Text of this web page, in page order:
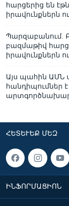
հարցերից են
իրավունքներն
Պարզաբանում.
բազմաթիվ
իրավունքներն
Այս պահին ԱՄՆ
հանդիպումներ
ՀԵՏԵՒԵՔ ՄԵԶ
ԻՆՖՈՐՄԱՑԻՈՆ